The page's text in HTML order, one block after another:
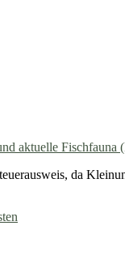
aktuelle Fischfauna
da